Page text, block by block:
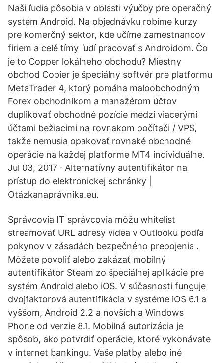
Naši ľudia pôsobia v oblasti výučby pre operačný
systém Android. Na objednávku robíme kurzy
pre komerčný sektor, kde učíme zamestnancov
firiem a celé tímy ľudí pracovať s Androidom. Čo
je to Copper lokálneho obchodu? Miestny
obchod Copier je špeciálny softvér pre platformu
MetaTrader 4, ktorý pomáha maloobchodným
Forex obchodníkom a manažérom účtov
duplikovať obchodné pozície medzi viacerými
účtami bežiacimi na rovnakom počítači / VPS,
takže nemusia opakovať rovnaké obchodné
operácie na každej platforme MT4 individuálne.
Jul 03, 2017 · Alternatívny autentifikátor na
prístup do elektronickej schránky |
Otázkanaprávnika.eu.
Správcovia IT správcovia môžu whitelist
streamovať URL adresy videa v Outlooku podľa
pokynov v zásadách bezpečného prepojenia .
Môžete povoliť alebo zakázať mobilný
autentifikátor Steam zo špeciálnej aplikácie pre
systém Android alebo iOS. V súčasnosti funguje
dvojfaktorová autentifikácia v systéme iOS 6.1 a
vyššom, Android 2.2 a novších a Windows
Phone od verzie 8.1. Mobilná autorizácia je
spôsob, ako potvrdiť operácie, ktoré vykonávate
v internet bankingu. Vaše platby alebo iné